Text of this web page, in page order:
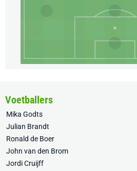
Voetballers
Mika Godts
Julian Brandt
Ronald de Boer
John van den Brom
Jordi Cruijff